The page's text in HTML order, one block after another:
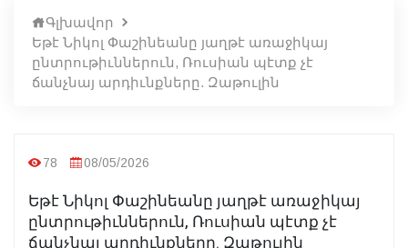
Գլխավոր
Եթէ Նիկոլ Փաշինեանը յաղթէ առաջիկայ
ընտրութիւններուն, Ռուսիան պէտք չէ
ճանչնայ արդիւնքները. Զաթուլին
78 08/05/2026
Եթէ Նիկոլ Փաշինեանը յաղթէ առաջիկայ
ընտրութիւններուն, Ռուսիան պէտք չէ
ճանչնայ արդիւնքները. Զաթուլին